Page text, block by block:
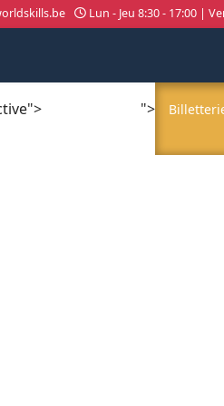
Lun - Jeu 8:30 - 17:00 |
">